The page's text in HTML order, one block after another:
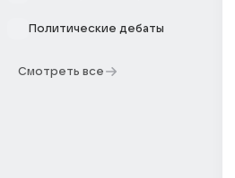
Политические дебаты
Смотреть все